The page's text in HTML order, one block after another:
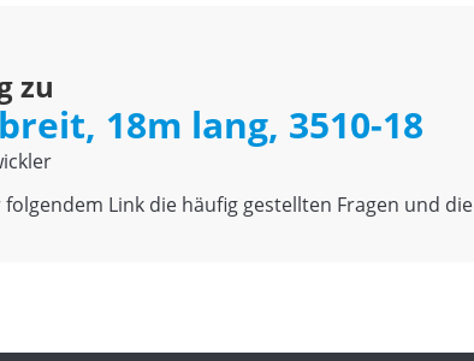
zu
18m lang, 3510-18
Link die häufig gestellten Fragen und die